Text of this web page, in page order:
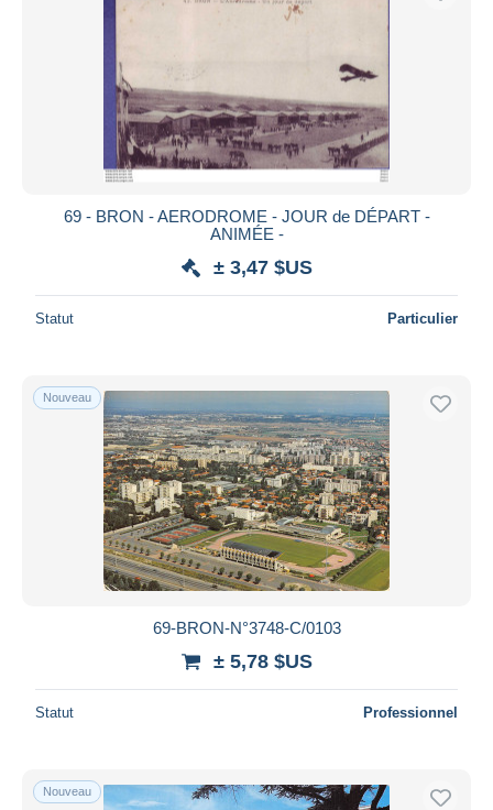
69 - BRON - AERODROME - JOUR de DÉPART -
ANIMÉE -
± 3,47 $US
Statut Particulier
Nouveau
69-BRON-N°3748-C/0103
± 5,78 $US
Statut Professionnel
Nouveau